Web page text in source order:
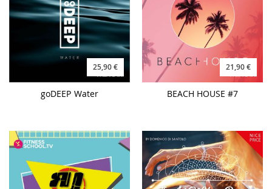
25,90 €
goDEEP Water
21,90 €
BEACH HOUSE #7